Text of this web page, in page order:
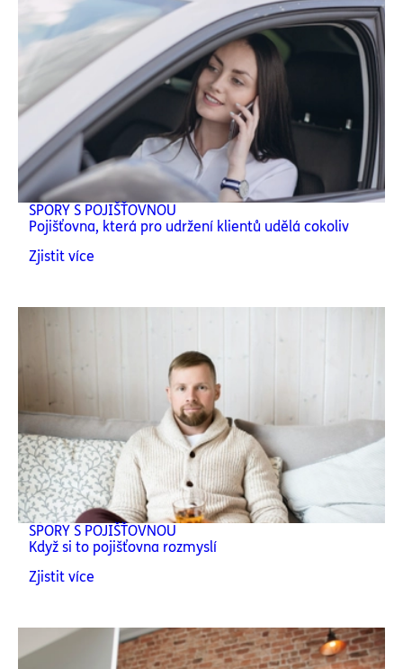
SPORY S POJIŠŤOVNOU
Pojišťovna, která pro udržení klientů udělá cokoliv
Zjistit více
SPORY S POJIŠŤOVNOU
Když si to pojišťovna rozmyslí
Zjistit více